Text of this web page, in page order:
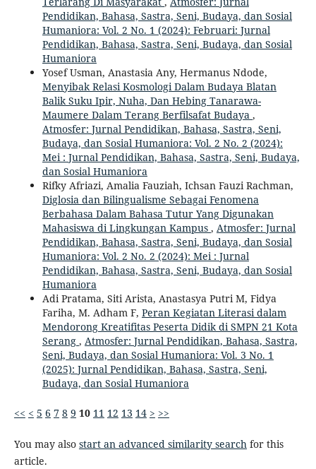
Pendidikan, Bahasa, Sastra, Seni, Budaya, dan Sosial
Humaniora: Vol. 2 No. 1 (2024): Februari: Jurnal
Pendidikan, Bahasa, Sastra, Seni, Budaya, dan Sosial
Humaniora
Yosef Usman, Anastasia Any, Hermanus Ndode,
Menyibak Relasi Kosmologi Dalam Budaya Blatan
Balik Suku Ipir, Nuha, Dan Hebing Tanarawa-
Maumere Dalam Terang Berfilsafat Budaya ,
Atmosfer: Jurnal Pendidikan, Bahasa, Sastra, Seni,
Budaya, dan Sosial Humaniora: Vol. 2 No. 2 (2024):
Mei : Jurnal Pendidikan, Bahasa, Sastra, Seni, Budaya,
dan Sosial Humaniora
Rifky Afriazi, Amalia Fauziah, Ichsan Fauzi Rachman,
Diglosia dan Bilingualisme Sebagai Fenomena
Berbahasa Dalam Bahasa Tutur Yang Digunakan
Mahasiswa di Lingkungan Kampus , Atmosfer: Jurnal
Pendidikan, Bahasa, Sastra, Seni, Budaya, dan Sosial
Humaniora: Vol. 2 No. 2 (2024): Mei : Jurnal
Pendidikan, Bahasa, Sastra, Seni, Budaya, dan Sosial
Humaniora
Adi Pratama, Siti Arista, Anastasya Putri M, Fidya
Fariha, M. Adham F, Peran Kegiatan Literasi dalam
Mendorong Kreatifitas Peserta Didik di SMPN 21 Kota
Serang , Atmosfer: Jurnal Pendidikan, Bahasa, Sastra,
Seni, Budaya, dan Sosial Humaniora: Vol. 3 No. 1
(2025): Jurnal Pendidikan, Bahasa, Sastra, Seni,
Budaya, dan Sosial Humaniora
<< < 5 6 7 8 9 10 11 12 13 14 > >>
You may also start an advanced similarity searchfor this
article.